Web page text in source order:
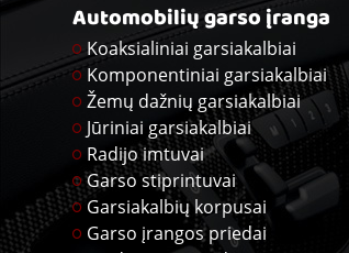
Automobilių garso įranga
Koaksialiniai garsiakalbiai
Komponentiniai garsiakalbiai
Žemų dažnių garsiakalbiai
Jūriniai garsiakalbiai
Radijo imtuvai
Garso stiprintuvai
Garsiakalbių korpusai
Garso įrangos priedai